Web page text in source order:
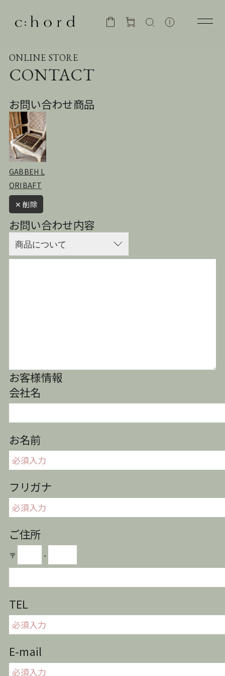
ONLINE STORE
CONTACT
お問い合わせ商品
GABBEH L
ORIBAFT
✕ 削除
お問い合わせ内容
お客様情報
会社名
お名前
フリガナ
ご住所
〒 -
TEL
E-mail